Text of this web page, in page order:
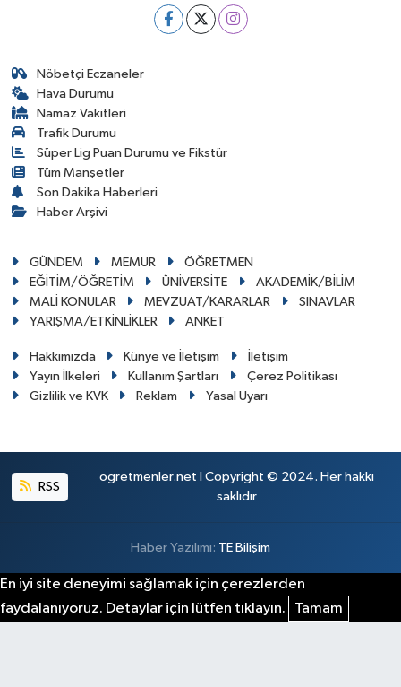
Nöbetçi Eczaneler
Hava Durumu
Namaz Vakitleri
Trafik Durumu
Süper Lig Puan Durumu ve Fikstür
Tüm Manşetler
Son Dakika Haberleri
Haber Arşivi
GÜNDEM MEMUR
ÖĞRETMEN
EĞİTİM/ÖĞRETİM
ÜNİVERSİTE
AKADEMİK/BİLİM
MALİ KONULAR
MEVZUAT/KARARLAR
SINAVLAR
YARIŞMA/ETKİNLİKLER
ANKET
Hakkımızda Künye ve İletişim
İletişim
Yayın İlkeleri
Kullanım Şartları
Çerez Politikası
Gizlilik ve KVK
Reklam Yasal Uyarı
RSS
ogretmenler.net I Copyright © 2024. Her hakkı
saklıdır
Haber Yazılımı: TE Bilişim
En iyi site deneyimi sağlamak için çerezlerden
faydalanıyoruz. Detaylar için lütfen tıklayın.
Tamam